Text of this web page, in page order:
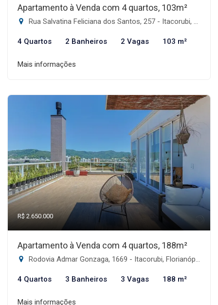
Apartamento à Venda com 4 quartos, 103m²
Rua Salvatina Feliciana dos Santos, 257 - Itacorubi, Florianópolis-SC
4 Quartos 2 Banheiros 2 Vagas 103 m²
Mais informações
R$ 2.650.000
Apartamento à Venda com 4 quartos, 188m²
Rodovia Admar Gonzaga, 1669 - Itacorubi, Florianópolis-SC
4 Quartos 3 Banheiros 3 Vagas 188 m²
Mais informações